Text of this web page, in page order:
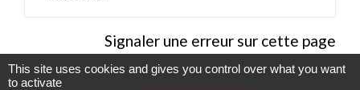
Signaler une erreur sur cette page
This site uses cookies and gives you control over what you want
to activate